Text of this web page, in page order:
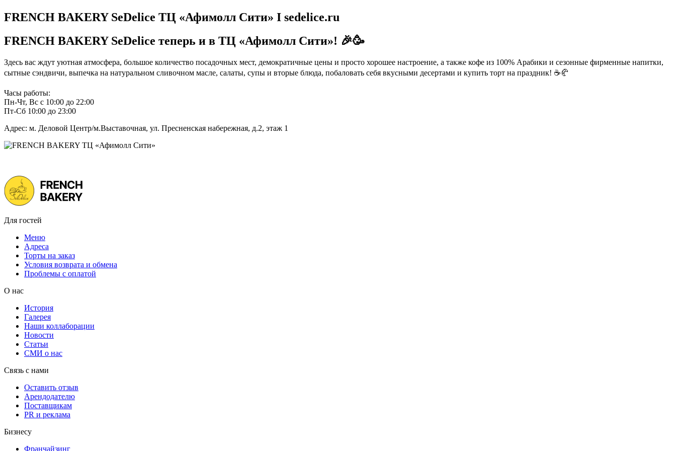
FRENCH BAKERY SeDelice ТЦ «Афимолл Сити» I sedelice.ru
FRENCH BAKERY SeDelice теперь и в ТЦ «Афимолл Сити»! 🎉🥳
Здесь вас ждут уютная атмосфера, большое количество посадочных мест, демократичные цены и просто хорошее настроение, а также кофе из 100% Арабики и сезонные фирменные напитки,
сытные сэндвичи, выпечка на натуральном сливочном масле, салаты, супы и вторые блюда, побаловать себя вкусными десертами и купить торт на праздник! ☕️🥐
Часы работы:
Пн-Чт, Вс с 10:00 до 22:00
Пт-Сб 10:00 до 23:00
Адрес: м. Деловой Центр/м.Выставочная, ул. Пресненская набережная, д.2, этаж 1
Для гостей
Меню
Адреса
Торты на заказ
Условия возврата и обмена
Проблемы с оплатой
О нас
История
Галерея
Наши коллаборации
Новости
Статьи
СМИ о нас
Связь с нами
Оставить отзыв
Арендодателю
Поставщикам
PR и реклама
Бизнесу
Франчайзинг